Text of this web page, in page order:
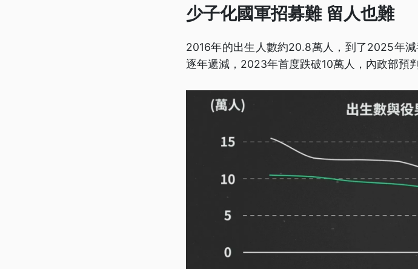
少子化國軍招募難 留人也難
2016年的出生人數約20.8萬人，到了2025年
逐年遞減，2023年首度跌破10萬人，內政部預